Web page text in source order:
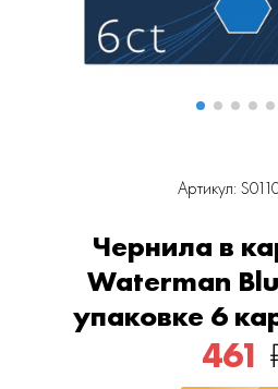
Артикул:
Чернила в
Waterman
упаковке 6
461